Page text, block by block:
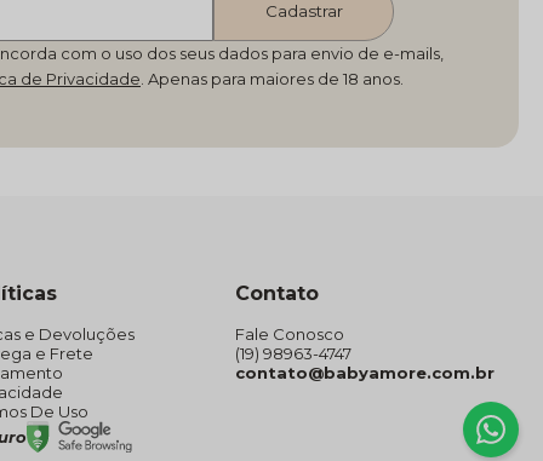
Cadastrar
com o uso dos seus dados para envio de e-mails,
de Privacidade
e Devoluções
e Frete
De Uso
Contato
Fale Conosco
(19) 98963-4747
contato@babyamore.com.br